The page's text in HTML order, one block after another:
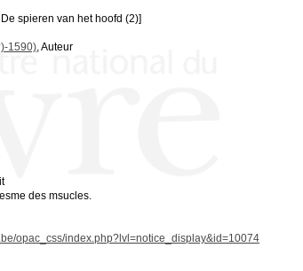
spieren van het hoofd (2)]
1590), Auteur
des msucles.
opac_css/index.php?lvl=notice_display&id=10074